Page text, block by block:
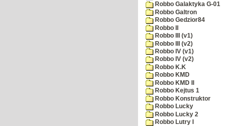
Robbo Galaktyka G-01
Robbo Galtron
Robbo Gedzior84
Robbo II
Robbo III (v1)
Robbo III (v2)
Robbo IV (v1)
Robbo IV (v2)
Robbo K.K
Robbo KMD
Robbo KMD II
Robbo Kejtus 1
Robbo Konstruktor
Robbo Lucky
Robbo Lucky 2
Robbo Lutry I